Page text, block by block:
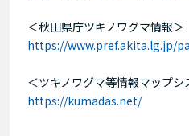
＜秋田県庁ツキノワグマ情報＞
https://www.pref.akita.lg.jp/
＜ツキノワグマ等情報マップ
https://kumadas.net/